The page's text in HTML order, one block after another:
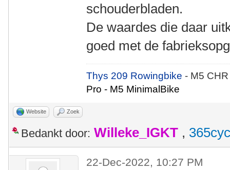
schouderbladen.
De waardes die daar
goed met de
Thys 209 Rowingbike- M5
Pro - M5 MinimalBike
Website Zoek
Bedankt door: Willeke_IGKT ,
22-Dec-2022, 10:27 PM